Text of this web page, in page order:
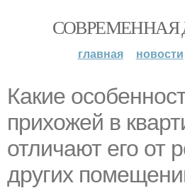
главная новости
Какие
прихожей в
отличают его от
других